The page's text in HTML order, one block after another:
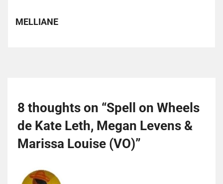
MELLIANE
8 thoughts on “Spell on Wheels
de Kate Leth, Megan Levens &
Marissa Louise (VO)”